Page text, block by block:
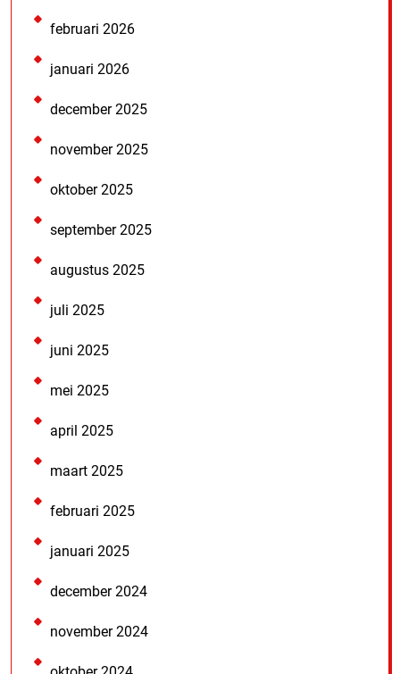
februari 2026
januari 2026
december 2025
november 2025
oktober 2025
september 2025
augustus 2025
juli 2025
juni 2025
mei 2025
april 2025
maart 2025
februari 2025
januari 2025
december 2024
november 2024